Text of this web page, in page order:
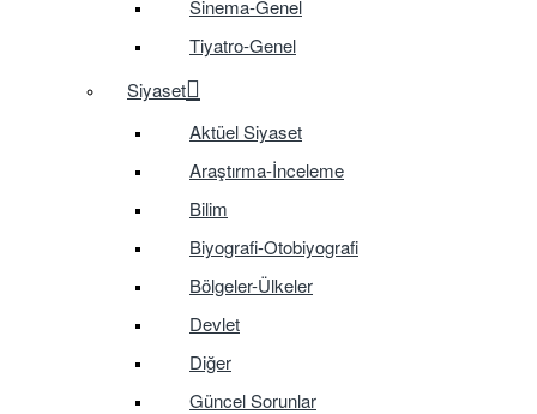
Sinema-Genel
Tiyatro-Genel
Siyaset
Aktüel Siyaset
Araştırma-İnceleme
Bilim
Biyografi-Otobiyografi
Bölgeler-Ülkeler
Devlet
Diğer
Güncel Sorunlar